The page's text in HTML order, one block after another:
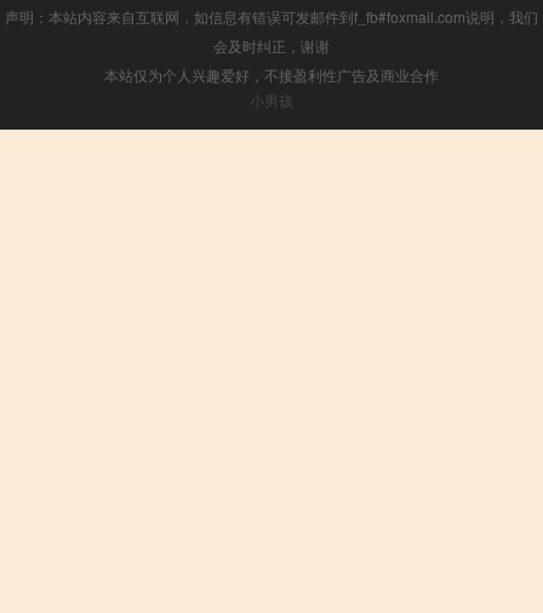
声明：本站内容来自互联网，如信息有错误可发邮件到f_fb#foxmail.com说明，我们
会及时纠正，谢谢
本站仅为个人兴趣爱好，不接盈利性广告及商业合作
小男孩